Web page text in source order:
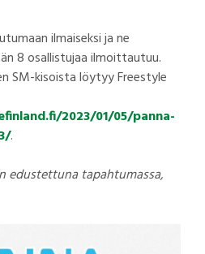
ilmaiseksi ja ne
8 osallistujaa ilmoittautuu.
SM-kisoista löytyy Freestyle
2023/01/05/panna-
.
edustettuna tapahtumassa,